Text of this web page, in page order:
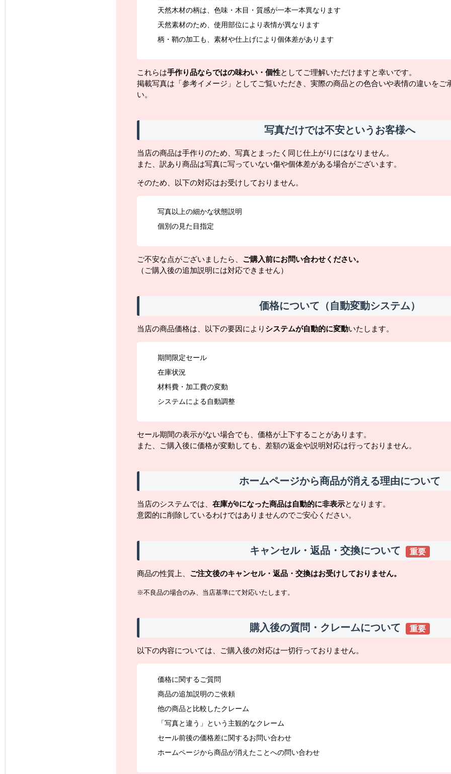
天然木材の柄は、色味・木目・質感が一本一本異なります
天然素材のため、使用部位により表情が異なります
柄・鞘の加工も、素材や仕上げにより個体差があります
これらは手作り品ならではの味わい・個性としてご理解いただけますと幸いです。
掲載写真は「参考イメージ」としてご覧いただき、実際の商品との色合いや表情の違いをご
い。
写真だけでは不安というお客様へ
当店の商品は手作りのため、写真とまったく同じ仕上がりにはなりません。
また、訳あり商品は写真に写っていない傷や個体差がある場合がございます。
そのため、以下の対応はお受けしておりません。
写真以上の細かな状態説明
個別の見た目指定
ご不安な点がございましたら、 ご購入前にお問い合わせください。
（ご購入後の追加説明には対応できません）
価格について（自動変動システム）
当店の商品価格は、以下の要因により システムが自動的に変動いたします。
期間限定セール
在庫状況
材料費・加工費の変動
システムによる自動調整
セール期間の表示がない場合でも、価格が上下することがあります。
また、ご購入後に価格が変動しても、差額の返金や説明対応は行っておりません。
ホームページから商品が消える理由について
当店のシステムでは、 在庫が0になった商品は自動的に非表示となります。
意図的に削除しているわけではありませんのでご安心ください。
キャンセル・返品・交換について 重要
商品の性質上、 ご注文後のキャンセル・返品・交換はお受けしておりません。
※不良品の場合のみ、当店基準にて対応いたします。
購入後の質問・クレームについて 重要
以下の内容については、ご購入後の対応は一切行っておりません。
価格に関するご質問
商品の追加説明のご依頼
他の商品と比較したクレーム
「写真と違う」という主観的なクレーム
セール前後の価格差に関するお問い合わせ
ホームページから商品が消えたことへの問い合わせ